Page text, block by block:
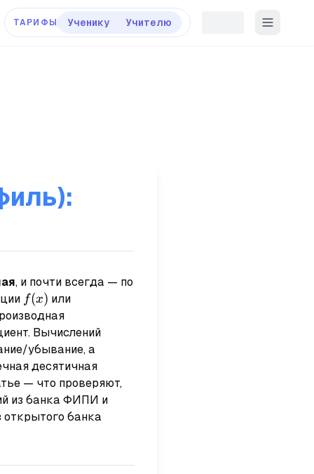
ТАРИФЫ Ученику Учителю
, и почти всегда — по
f(x)
f(x) или
Вычислений
убывание, а
десятичная
— что проверяют,
из банка ФИПИ и
открытого банка